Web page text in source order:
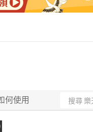
何使用